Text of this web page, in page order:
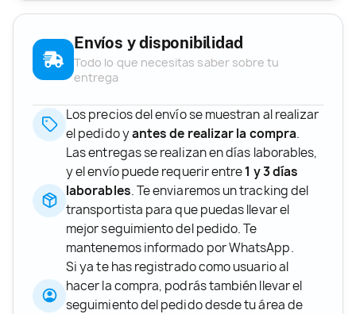
Envíos y disponibilidad
Todo lo que necesitas saber sobre tu
entrega
Los precios del envío se muestran al realizar
el pedido yantes de realizar la compra.
Las entregas se realizan en días laborables,
y el envío puede requerir entre1 y 3 días
laborables. Te enviaremos un tracking del
transportista para que puedas llevar el
mejor seguimiento del pedido. Te
mantenemos informado por WhatsApp.
Si ya te has registrado como usuario al
hacer la compra, podrás también llevar el
seguimiento del pedido desde tu área de